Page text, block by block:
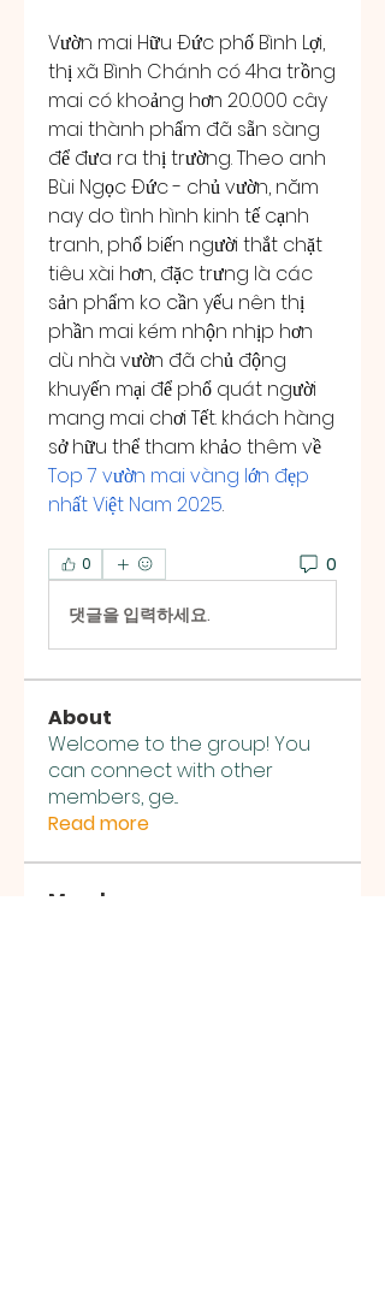
Vườn mai Hữu Đức phố Bình Lợi,
thị xã Bình Chánh có 4ha trồng
mai có khoảng hơn 20.000 cây
mai thành phẩm đã sẵn sàng
để đưa ra thị trường. Theo anh
Bùi Ngọc Đức - chủ vườn, năm
nay do tình hình kinh tế cạnh
tranh, phổ biến người thắt chặt
tiêu xài hơn, đặc trưng là các
sản phẩm ko cần yếu nên thị
phần mai kém nhộn nhịp hơn
dù nhà vườn đã chủ động
khuyến mại để phổ quát người
mang mai chơi Tết. khách hàng
Top 7 vườn mai vàng lớn đẹp
nhất Việt Nam 2025.
0 0
댓글을 입력하세요.
About
Welcome to the group! You
can connect with other
members, ge...
Read more
Members